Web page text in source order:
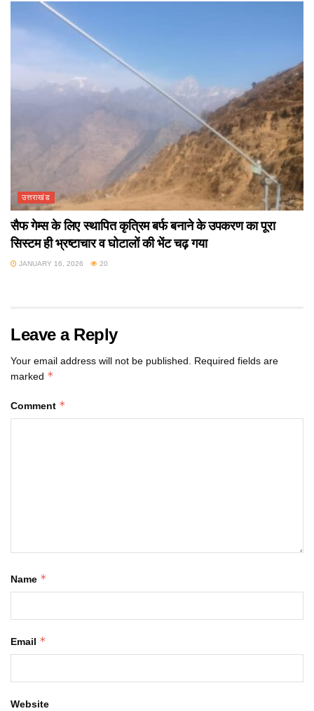
उत्तराखंड
सैफ गेम्स के लिए स्थापित कृत्रिम बर्फ बनाने के उपकरण का पूरा
सिस्टम ही भ्रष्टाचार व घोटालों की भेंट चढ़ गया
JANUARY 16, 2026 20
Leave a Reply
Your email address will not be published. Required fields are
marked *
Comment *
Name *
Email *
Website